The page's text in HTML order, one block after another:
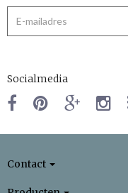
Socialmedia
Contact